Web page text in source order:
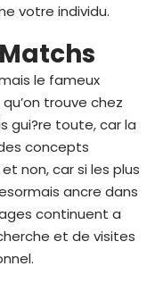
votre individu.
le fameux
trouve chez
gui?re toute, car la
concepts
non, car si les plus
ancre dans
continuent a
et de visites